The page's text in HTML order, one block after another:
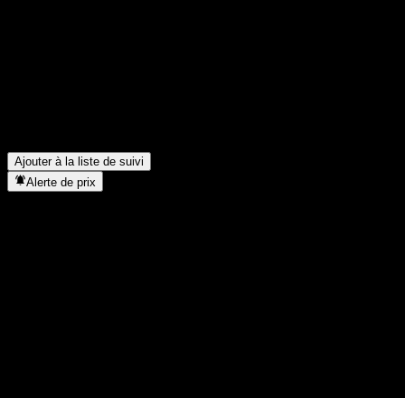
Ajouter à la liste de suivi
Alerte de prix